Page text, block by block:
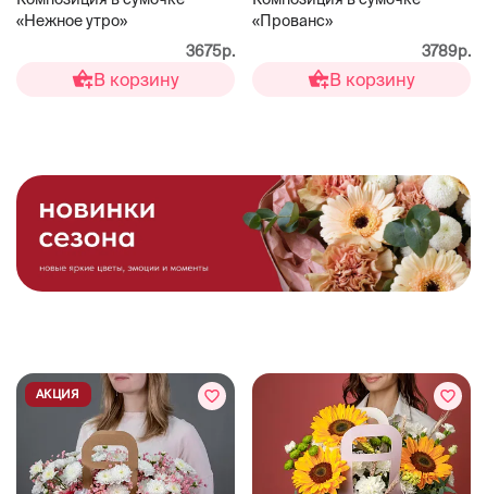
«Нежное утро»
3675р.
В корзину
«Прованс»
3789р.
В корзину
АКЦИЯ